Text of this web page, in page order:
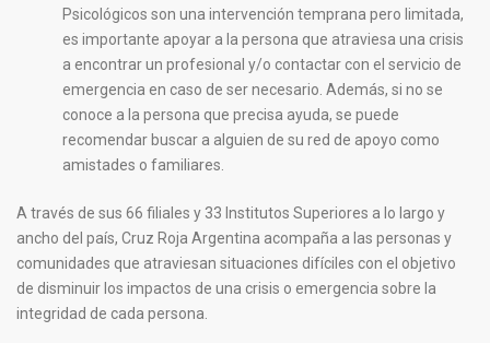
Psicológicos son una intervención temprana pero limitada,
es importante apoyar a la persona que atraviesa una crisis
a encontrar un profesional y/o contactar con el servicio de
emergencia en caso de ser necesario. Además, si no se
conoce a la persona que precisa ayuda, se puede
recomendar buscar a alguien de su red de apoyo como
amistades o familiares.
A través de sus 66 filiales y 33 Institutos Superiores a lo largo y
ancho del país, Cruz Roja Argentina acompaña a las personas y
comunidades que atraviesan situaciones difíciles con el objetivo
de disminuir los impactos de una crisis o emergencia sobre la
integridad de cada persona.